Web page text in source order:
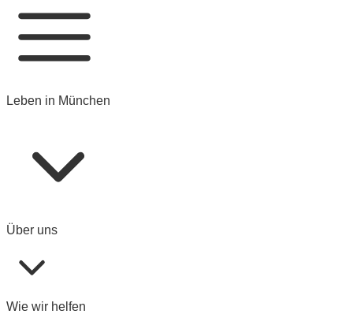
Leben in München
Über uns
Wie wir helfen